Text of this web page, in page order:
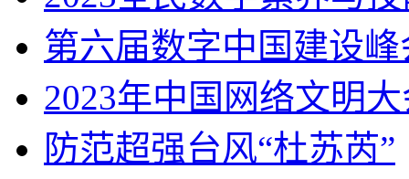
第六届数字中国建设峰
2023年中国网络文明
防范超强台风“杜苏芮”